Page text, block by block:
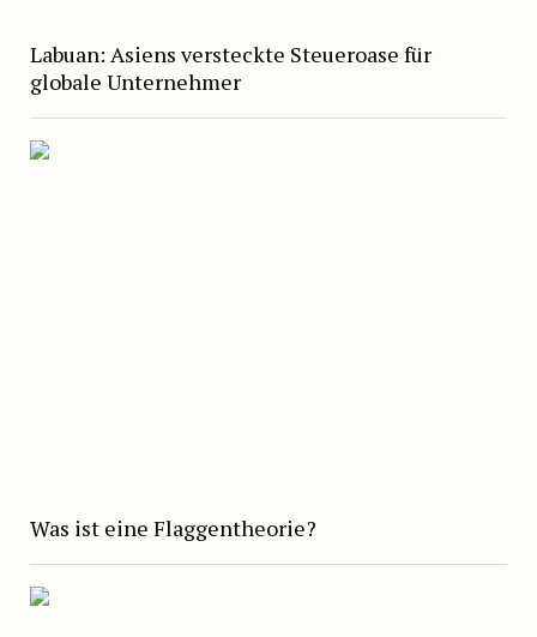
Labuan: Asiens versteckte Steueroase für
globale Unternehmer
Was ist eine Flaggentheorie?